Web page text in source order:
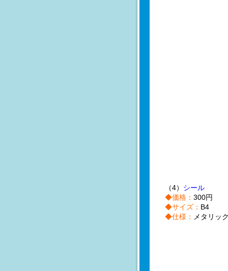
（4） シール
◆価格： 300円
◆サイズ： B4
◆仕様：
メタリッ